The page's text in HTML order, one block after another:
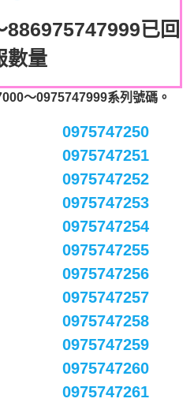
已回
數量
～0975747999系列號碼。
0975747250
0975747251
0975747252
0975747253
0975747254
0975747255
0975747256
0975747257
0975747258
0975747259
0975747260
0975747261